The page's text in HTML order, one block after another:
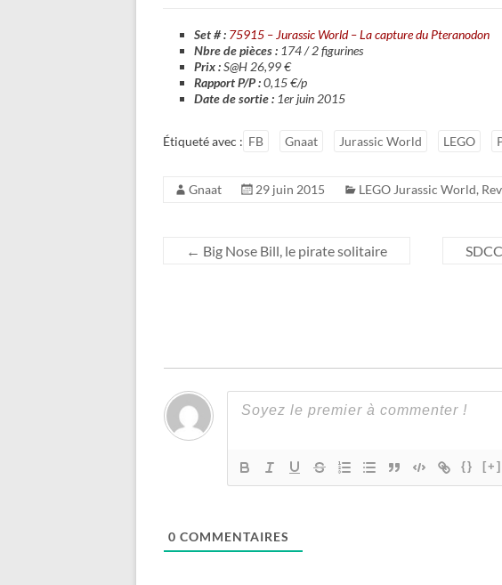
Set # : 75915 – Jurassic World – La capture du Pteranodon
Nbre de pièces : 174 / 2 figurines
Prix :S@H 26,99 €
Rapport P/P :0,15 €/p
Date de sortie : 1er juin 2015
Étiqueté avec : FB Gnaat Jurassic World LEGO
Gnaat 29 juin 2015 LEGO Jurassic World,
← Big Nose Bill, le pirate solitaire
{} [+]
0 COMMENTAIRES